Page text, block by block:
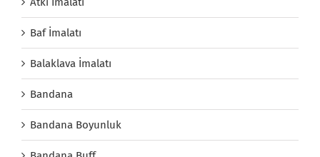
Baf İmalatı
Balaklava İmalatı
Bandana
Bandana Boyunluk